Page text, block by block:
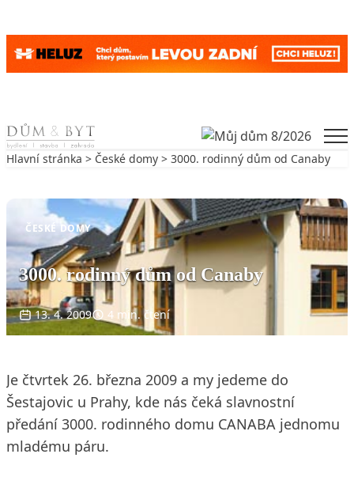
Skip to content
Hlavní stránka > České domy > 3000. rodinný dům od Canaby
ČESKÉ DOMY
3000. rodinný dům od Canaby
13. 4. 2009 4 min. čtení
Je čtvrtek 26. března 2009 a my jedeme do
Šestajovic u Prahy, kde nás čeká slavnostní
předání 3000. rodinného domu CANABA jednomu
mladému páru.